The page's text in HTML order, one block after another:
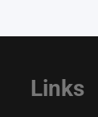
Links